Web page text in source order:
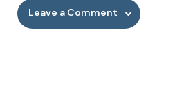
Leave a Comment